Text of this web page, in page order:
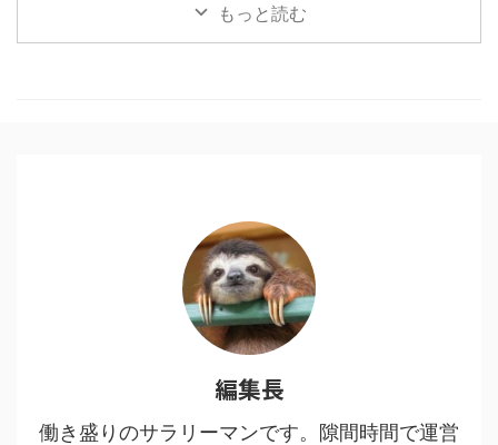
はそんなことない、作者にとても
敬意を表したく。稚拙ながら僕な
鬼である人間を切りながらも尊重
し、その先をあり方を強烈に訴え
もっと読む
編集長
働き盛りのサラリーマンです。隙間時間で運営